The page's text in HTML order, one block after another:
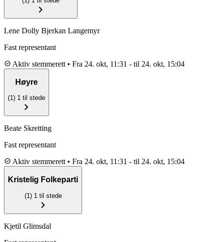
chevron_right
Lene Dolly Bjerkan Langemyr
Fast representant
check_circle Aktiv stemmerett • Fra 24. okt, 11:31 - til 24. okt, 15:04
Høyre
(1) 1 til stede
chevron_right
Beate Skretting
Fast representant
check_circle Aktiv stemmerett • Fra 24. okt, 11:31 - til 24. okt, 15:04
Kristelig Folkeparti
(1) 1 til stede
chevron_right
Kjetil Glimsdal